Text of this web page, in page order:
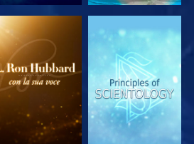
ESPLORA LE
SERIE
ESPLORA LE
SERIE